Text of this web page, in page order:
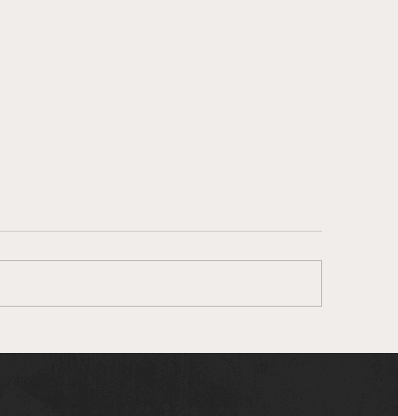
Το παζλ του Ράσφορντ
ρολογάς και